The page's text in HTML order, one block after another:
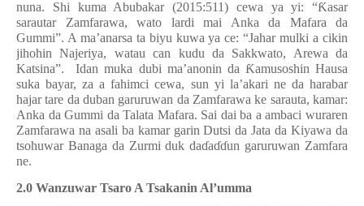
nuna. Shi kuma Abubakar (2015:511) cewa ya yi: “Ƙasar
sarautar Zamfarawa, wato lardi mai Anka da Mafara da
Gummi”. A ma’anarsa ta biyu kuwa ya ce: “Jahar mulki a cikin
jihohin Najeriya, watau can kudu da Sakkwato, Arewa da
Katsina”.
Idan muka dubi ma’anonin da Ƙamusoshin Hausa
suka bayar, za a fahimci cewa, sun yi la’akari ne da harabar
hajar tare da duban garuruwan da Zamfarawa ke sarauta, kamar:
Anka da Gummi da Talata Mafara. Sai dai ba a ambaci wuraren
Zamfarawa na asali ba kamar garin Dutsi da Jata da Kiyawa da
tsohuwar Banaga da Zurmi duk daɗaɗɗun garuruwan Zamfara
ne.
2.0 Wanzuwar Tsaro A Tsakanin Al’umma